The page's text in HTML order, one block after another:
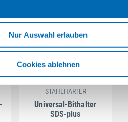
Nur Auswahl erlauben
Cookies ablehnen
STAHLHÄRTER
Universal-Bithalter
SDS-plus